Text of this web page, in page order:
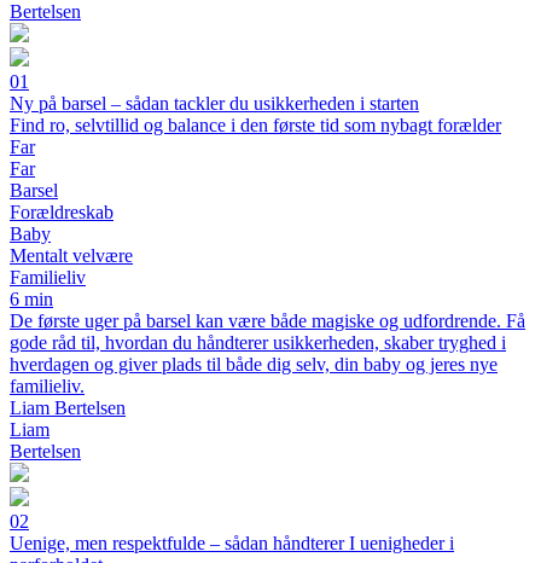
Bertelsen
01
Ny på barsel – sådan tackler du usikkerheden i starten
Find ro, selvtillid og balance i den første tid som nybagt forælder
Far
Far
Barsel
Forældreskab
Baby
Mentalt velvære
Familieliv
6 min
De første uger på barsel kan være både magiske og udfordrende. Få
gode råd til, hvordan du håndterer usikkerheden, skaber tryghed i
hverdagen og giver plads til både dig selv, din baby og jeres nye
familieliv.
Liam Bertelsen
Liam
Bertelsen
02
Uenige, men respektfulde – sådan håndterer I uenigheder i